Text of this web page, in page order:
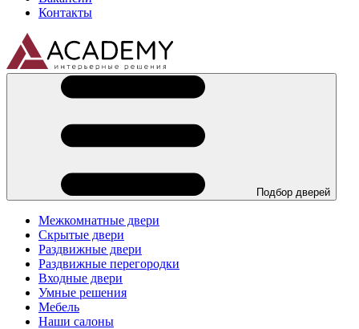
Контакты
Подбор дверей
Межкомнатные двери
Скрытые двери
Раздвижные двери
Раздвижные перегородки
Входные двери
Умные решения
Мебель
Наши салоны